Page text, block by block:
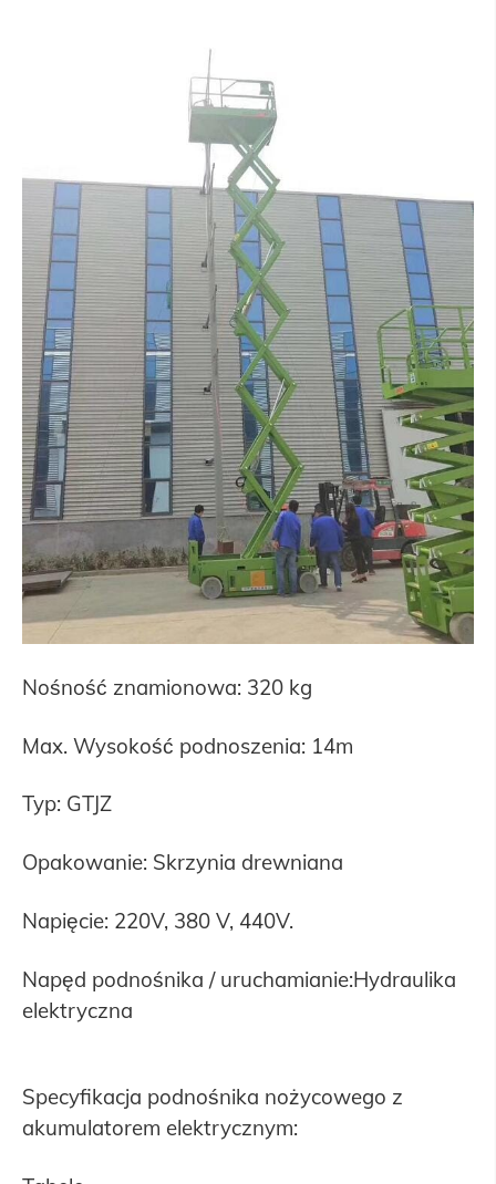
Nośność znamionowa: 320 kg
Max. Wysokość podnoszenia: 14m
Typ: GTJZ
Opakowanie: Skrzynia drewniana
Napięcie: 220V, 380 V, 440V.
Napęd podnośnika / uruchamianie:Hydraulika
elektryczna
Specyfikacja podnośnika nożycowego z
akumulatorem elektrycznym: